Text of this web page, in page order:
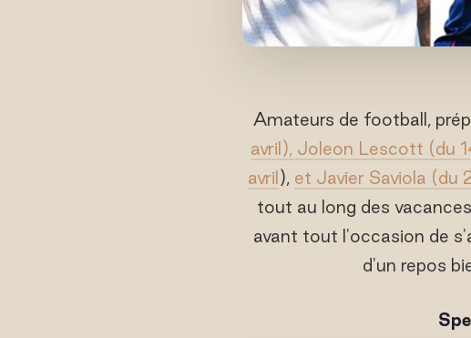
Amateurs de football,
avril), Joleon Lescott (du
avril ), et Javier Saviola (du
tout au long des
avant tout l'occasion de
d'un repos